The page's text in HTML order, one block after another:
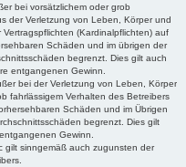
bei vorsätzlichem oder grob
der Verletzung von Leben, Körper und
(Kardinalpflichten) auf
Schäden und im übrigen der
begrenzt. Dies gilt auch
entgangenen Gewinn.
bei der Verletzung von Leben, Körper
fahrlässigem Verhalten des Betreibers
Schäden und im Übrigen
begrenzt. Dies gilt
Gewinn.
gilt sinngemäß auch zugunsten der